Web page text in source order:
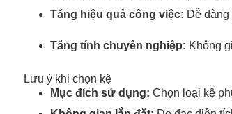
Tăng hiệu quả công việc: Dễ
Tăng tính chuyên nghiệp: Không
Lưu ý khi chọn kệ
Mục đích sử dụng: Chọn loại kệ